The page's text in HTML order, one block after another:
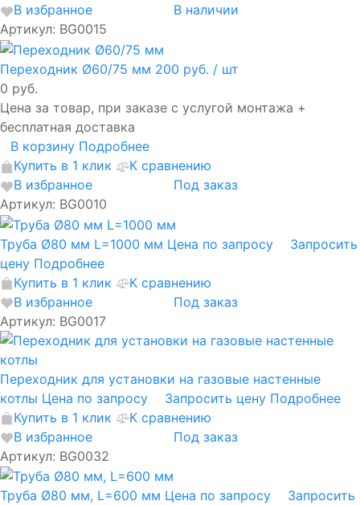
В избранное
В наличии
Артикул: BG0015
Переходник Ø60/75 мм 200 руб. / шт
0 руб.
Цена за товар, при заказе с услугой монтажа +
бесплатная доставка
В корзину Подробнее
Купить в 1 клик
К сравнению
В избранное
Под заказ
Артикул: BG0010
Труба Ø80 мм L=1000 мм Цена по запросу
Запросить
цену Подробнее
Купить в 1 клик
К сравнению
В избранное
Под заказ
Артикул: BG0017
Переходник для установки на газовые настенные
котлы Цена по запросу Запросить цену Подробнее
Купить в 1 клик
К сравнению
В избранное
Под заказ
Артикул: BG0032
Труба Ø80 мм, L=600 мм Цена по запросу
Запросить